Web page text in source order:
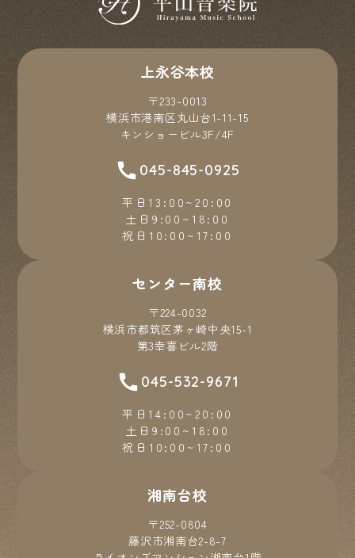
上永谷本校
〒233-0013
横浜市港南区丸山台1-11-15
キンショービル3F/4F
045-845-0925
平日13:00~20:00
土日9:00~18:00
祝日10:00~17:00
センター南校
〒224-0032
横浜市都筑区茅ヶ崎中央15-1
第3幸喜ビル2階
045-532-9671
平日14:00~20:00
土日9:00~18:00
祝日10:00~17:00
湘南台校
〒252-0804
藤沢市湘南台2-8-7